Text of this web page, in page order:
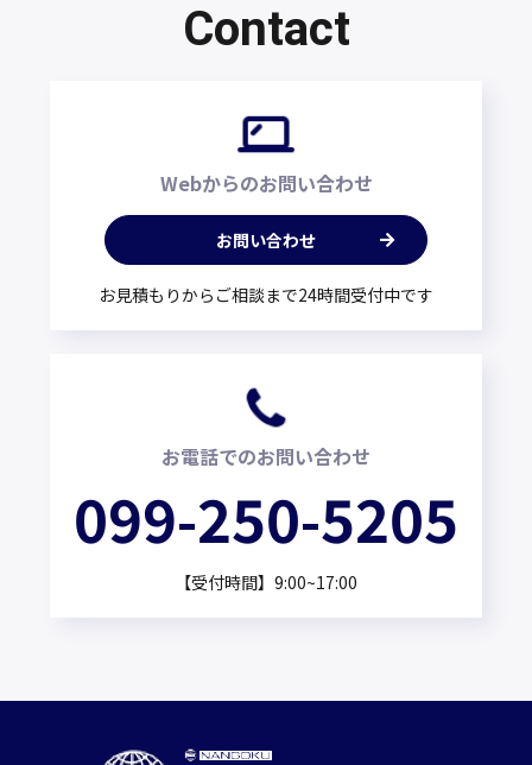
Contact
Webからのお問い合わせ
お問い合わせ
お見積もりからご相談まで24時間受付中です
お電話でのお問い合わせ
099-250-5205
【受付時間】9:00~17:00